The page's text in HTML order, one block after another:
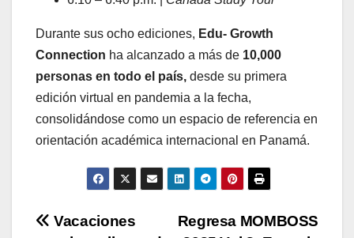
Durante sus ocho ediciones, Edu- Growth
Connection ha alcanzado a más de 10,000
personas en todo el país, desde su primera
edición virtual en pandemia a la fecha,
consolidándose como un espacio de referencia en
orientación académica internacional en Panamá.
Navegación
Regresa MOMBOSS
Vacaciones